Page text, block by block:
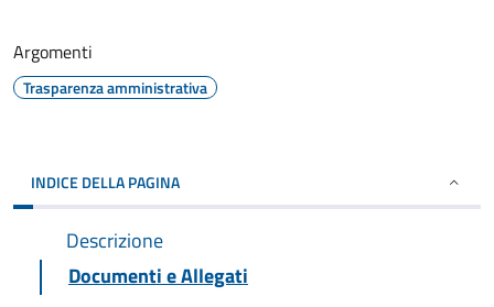
Argomenti
Trasparenza amministrativa
INDICE DELLA PAGINA
Descrizione
Documenti e Allegati